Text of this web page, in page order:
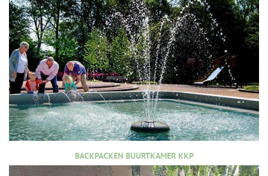
BACKPACKEN BUURTKAMER KKP